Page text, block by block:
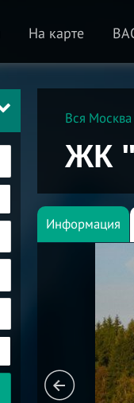
На карте
Вся Москва
ЖК
Информация